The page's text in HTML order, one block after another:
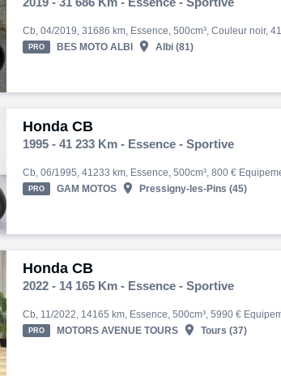
PRO BES MOTO ALBI  Albi (81)
Honda CB
1995 - 41 233 Km - Essence - Sportive
PRO GAM MOTOS  Pressigny-les-Pins (45)
Honda CB
2022 - 14 165 Km - Essence - Sportive
PRO MOTORS AVENUE TOURS  Tours (37)